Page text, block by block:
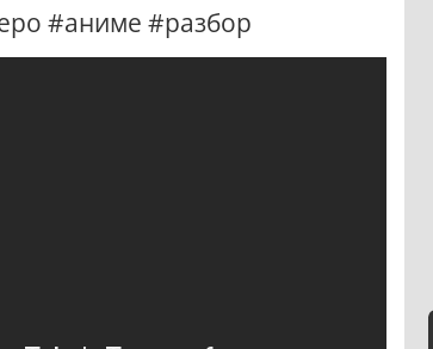
#аниме #разбор